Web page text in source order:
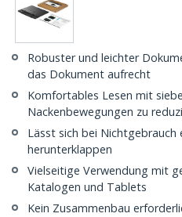
Robuster und leichter
das Dokument aufrecht
Komfortables Lesen mit
Nackenbewegungen zu
Lässt sich bei Nichtgebrauch
herunterklappen
Vielseitige Verwendung mit
Katalogen und Tablets
Kein Zusammenbau